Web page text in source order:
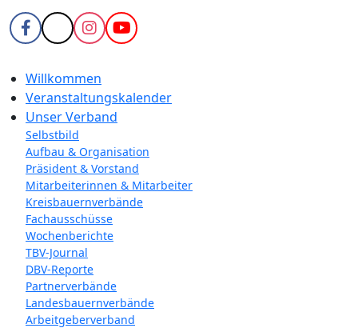
Willkommen
Veranstaltungskalender
Unser Verband
Selbstbild
Aufbau & Organisation
Präsident & Vorstand
Mitarbeiterinnen & Mitarbeiter
Kreisbauernverbände
Fachausschüsse
Wochenberichte
TBV-Journal
DBV-Reporte
Partnerverbände
Landesbauernverbände
Arbeitgeberverband